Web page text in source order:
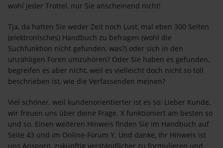
wohl jeder Trottel, nur Sie anscheinend nicht!
Tja, da hatten Sie weder Zeit noch Lust, mal eben 300 Seiten
(elektronisches) Handbuch zu befragen (wohl die
Suchfunktion nicht gefunden, was?) oder sich in den
unzähligen Foren umzuhören? Oder Sie haben es gefunden,
begreifen es aber nicht, weil es vielleicht doch nicht so toll
beschrieben ist, wie die Verfassenden meinen?
Viel schöner, weil kundenorientierter ist es so: Lieber Kunde,
wir freuen uns über deine Frage. X funktioniert am besten so
und so. Einen weiteren Hinweis finden Sie im Handbuch auf
Seite 43 und im Online-Forum Y. Und danke, Ihr Hinweis ist
uns Ansporn, zukünftig verständlicher zu formulieren und